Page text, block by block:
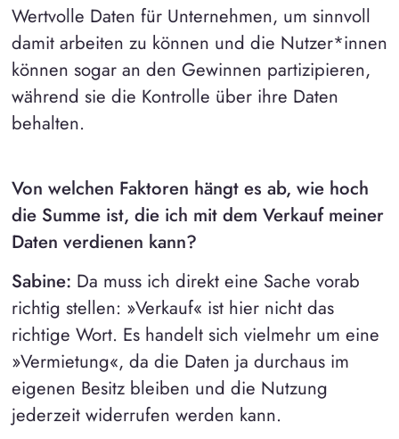
Wertvolle Daten für Unternehmen, um sinnvoll
damit arbeiten zu können und die Nutzer*innen
können sogar an den Gewinnen partizipieren,
während sie die Kontrolle über ihre Daten
behalten.
Von welchen Faktoren hängt es ab, wie hoch
die Summe ist, die ich mit dem Verkauf meiner
Daten verdienen kann?
Sabine: Da muss ich direkt eine Sache vorab
richtig stellen: »Verkauf« ist hier nicht das
richtige Wort. Es handelt sich vielmehr um eine
»Vermietung«, da die Daten ja durchaus im
eigenen Besitz bleiben und die Nutzung
jederzeit widerrufen werden kann.